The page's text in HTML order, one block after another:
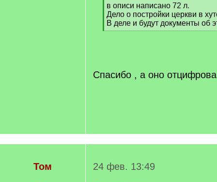
]
в описи написано 72 л.
Дело о постройки церкви в
В деле и будут документы об
[
Спасибо , а оно
Том
24 фев. 13:49